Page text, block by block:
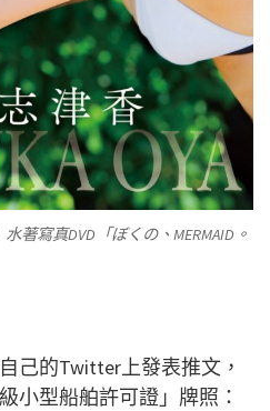
著寫真DVD「ぼくの、MERMAID。
己的Twitter上發表推文，
小型船舶許可證」牌照：